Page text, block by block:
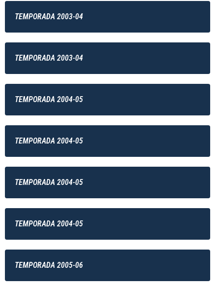
TEMPORADA 2003-04
TEMPORADA 2003-04
TEMPORADA 2004-05
TEMPORADA 2004-05
TEMPORADA 2004-05
TEMPORADA 2004-05
TEMPORADA 2005-06